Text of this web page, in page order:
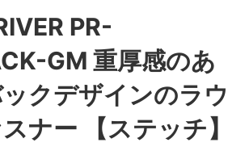
PR-
GM 重厚感のあ
クデザインのラウ
ナー 【ステッチ】